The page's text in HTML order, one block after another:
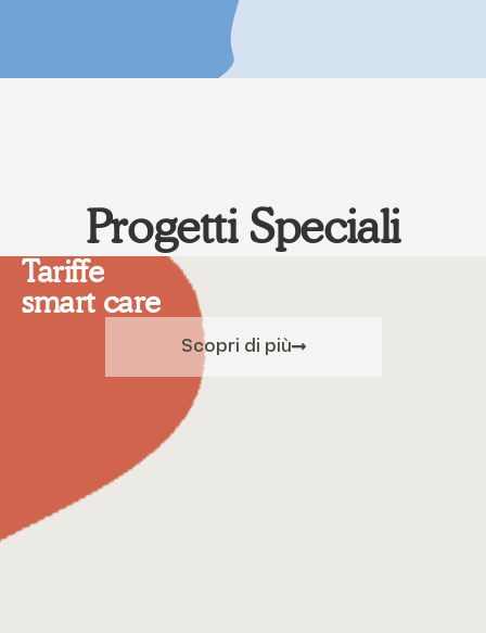
Progetti Speciali
Tariffe
smart care
Scopri di più